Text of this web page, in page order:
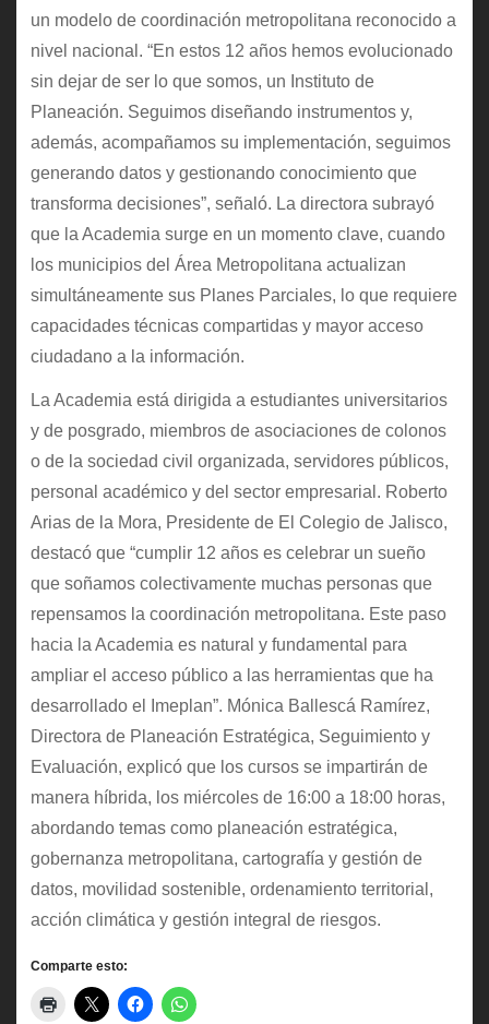
un modelo de coordinación metropolitana reconocido a
nivel nacional. “En estos 12 años hemos evolucionado
sin dejar de ser lo que somos, un Instituto de
Planeación. Seguimos diseñando instrumentos y,
además, acompañamos su implementación, seguimos
generando datos y gestionando conocimiento que
transforma decisiones”, señaló. La directora subrayó
que la Academia surge en un momento clave, cuando
los municipios del Área Metropolitana actualizan
simultáneamente sus Planes Parciales, lo que requiere
capacidades técnicas compartidas y mayor acceso
ciudadano a la información.
La Academia está dirigida a estudiantes universitarios
y de posgrado, miembros de asociaciones de colonos
o de la sociedad civil organizada, servidores públicos,
personal académico y del sector empresarial. Roberto
Arias de la Mora, Presidente de El Colegio de Jalisco,
destacó que “cumplir 12 años es celebrar un sueño
que soñamos colectivamente muchas personas que
repensamos la coordinación metropolitana. Este paso
hacia la Academia es natural y fundamental para
ampliar el acceso público a las herramientas que ha
desarrollado el Imeplan”. Mónica Ballescá Ramírez,
Directora de Planeación Estratégica, Seguimiento y
Evaluación, explicó que los cursos se impartirán de
manera híbrida, los miércoles de 16:00 a 18:00 horas,
abordando temas como planeación estratégica,
gobernanza metropolitana, cartografía y gestión de
datos, movilidad sostenible, ordenamiento territorial,
acción climática y gestión integral de riesgos.
Comparte esto: